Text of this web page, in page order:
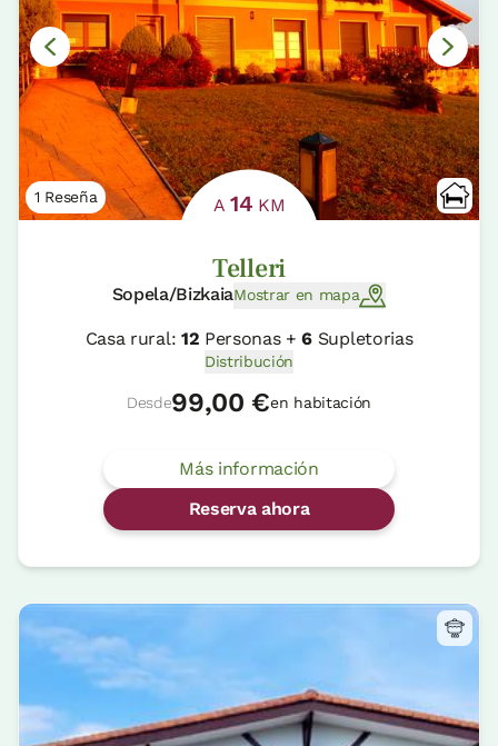
1 Reseña A 14 KM
Telleri
Sopela/BizkaiaMostrar en mapa
Casa rural: 12 Personas +6 Supletorias
Distribución
Desde99,00 €en habitación
Más información
Reserva ahora